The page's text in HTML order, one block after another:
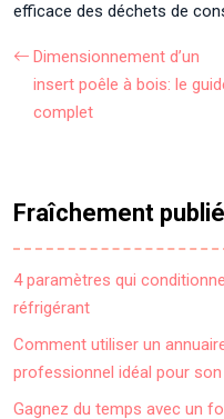
efficace des déchets de
Dimensionnement d’un
insert poêle à bois: le
complet
Fraîchement
4 paramètres qui
réfrigérant
Comment utiliser un
professionnel idéal pour
Gagnez du temps avec un